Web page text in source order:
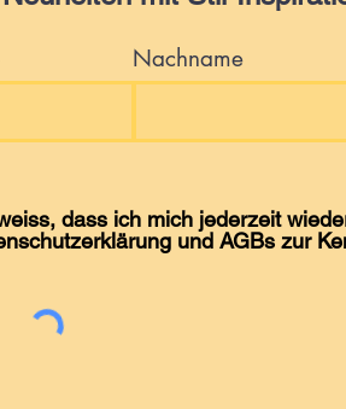
Nachname
dass ich mich jederzeit
und AGBs zur